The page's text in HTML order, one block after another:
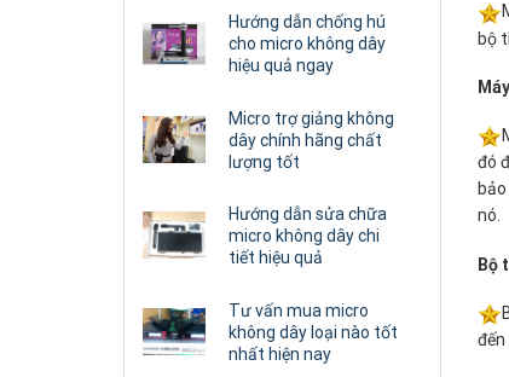
Hướng dẫn chống hú
cho micro không dây
hiệu quả ngay
Micro trợ giảng không
dây chính hãng chất
lượng tốt
Hướng dẫn sửa chữa
micro không dây chi
tiết hiệu quả
Tư vấn mua micro
không dây loại nào tốt
nhất hiện nay
bộ
đó
nó.
Bộ
đến